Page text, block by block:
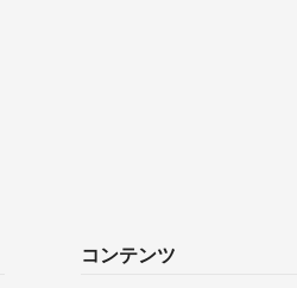
コンテンツ